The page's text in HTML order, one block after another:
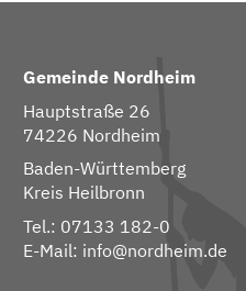
Gemeinde Nordheim
Hauptstraße 26
74226 Nordheim
Baden-Württemberg
Kreis Heilbronn
Tel.: 07133 182-0
E-Mail: info@nordheim.de